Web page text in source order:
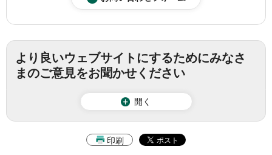
より良いウェブサイトにするためにみなさ
まのご意見をお聞かせください
開く
印刷